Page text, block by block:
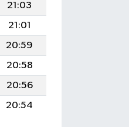
21:03
21:01
20:59
20:58
20:56
20:54